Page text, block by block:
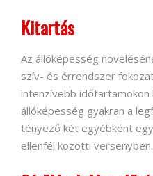
Kitartás
Az állóképesség
szív- és érrendszer
intenzívebb időtartamokon
állóképesség gyakran a
tényező két egyébként
ellenfél közötti versenyben.